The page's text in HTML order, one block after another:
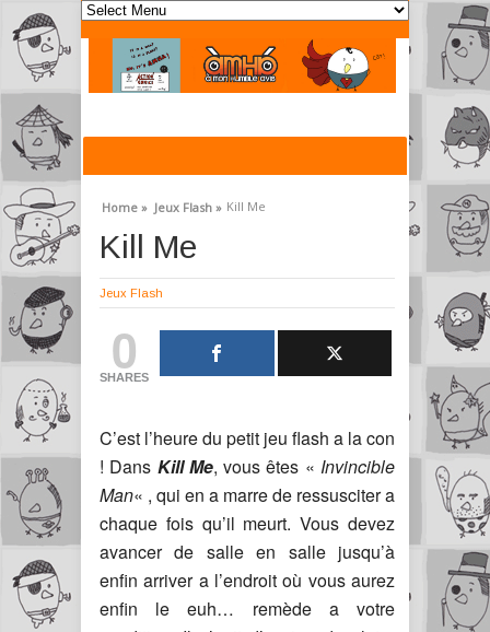
Home » Jeux Flash » Kill Me
Kill Me
Jeux Flash
0
SHARES
C’est l’heure du petit jeu flash a la con
! Dans Kill Me, vous êtes « Invincible
Man« , qui en a marre de ressusciter a
chaque fois qu’il meurt. Vous devez
avancer de salle en salle jusqu’à
enfin arriver a l’endroit où vous aurez
enfin le euh… remède a votre